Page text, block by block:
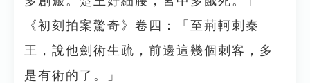
《初刻拍案驚奇》卷四：「至荊軻刺秦
王，說他劍術生疏，前邊這幾個刺客，多
是有術的了。」